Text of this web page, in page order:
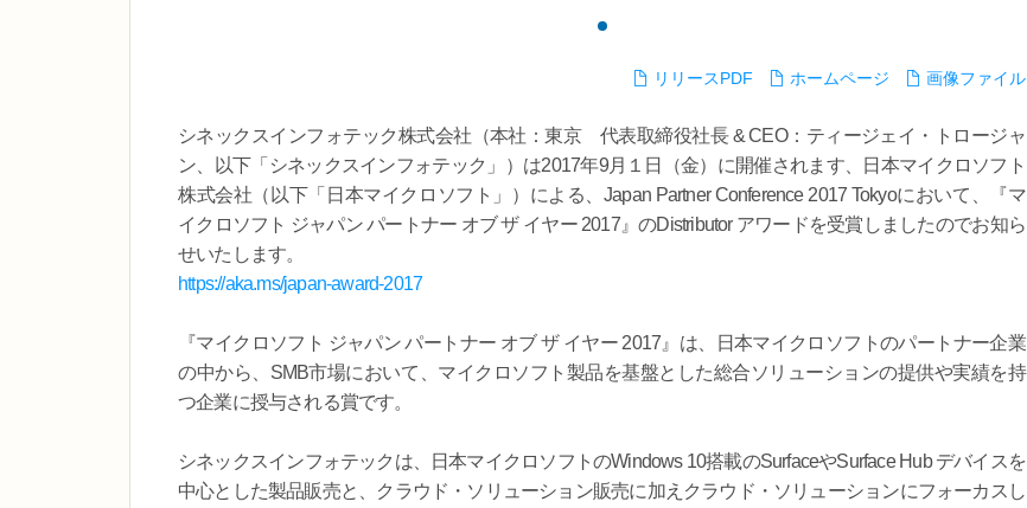
リリースPDF ホームページ 画像ファイル
シネックスインフォテック株式会社（本社：東京 代表取締役社長 & CEO：ティージェイ・トロージャ
ン、以下「シネックスインフォテック」）は2017年9月１日（金）に開催されます、日本マイクロソフト
株式会社（以下「日本マイクロソフト」）による、Japan Partner Conference 2017 Tokyoにおいて、『マ
イクロソフト ジャパン パートナー オブ ザ イヤー 2017』のDistributor アワードを受賞しましたのでお知ら
せいたします。
https://aka.ms/japan-award-2017
『マイクロソフト ジャパン パートナー オブ ザ イヤー 2017』は、日本マイクロソフトのパートナー企業
の中から、SMB市場において、マイクロソフト製品を基盤とした総合ソリューションの提供や実績を持
つ企業に授与される賞です。
シネックスインフォテックは、日本マイクロソフトのWindows 10搭載のSurfaceやSurface Hub デバイスを
中心とした製品販売と、クラウド・ソリューション販売に加えクラウド・ソリューションにフォーカスし